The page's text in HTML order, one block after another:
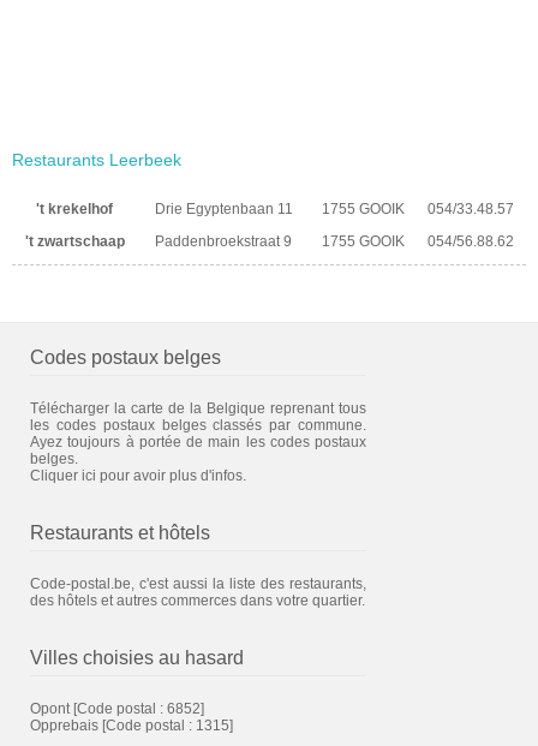
Restaurants Leerbeek
't krekelhof Drie Egyptenbaan 11 1755 GOOIK
054/33.48.57
't zwartschaap
Paddenbroekstraat 9 1755 GOOIK 054/56.88.62
Codes postaux belges
Télécharger la carte de la Belgique reprenant tous
les codes postaux belges classés par commune.
Ayez toujours à portée de main les codes postaux
belges.
Cliquer ici pour avoir plus d'infos.
Restaurants et hôtels
Code-postal.be, c'est aussi la liste des restaurants,
des hôtels et autres commerces dans votre quartier.
Villes choisies au hasard
Opont [Code postal : 6852]
Opprebais [Code postal : 1315]